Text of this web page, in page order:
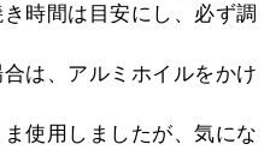
時間は目安にし、必ず調
は、アルミホイルをかけ
使用しましたが、気にな